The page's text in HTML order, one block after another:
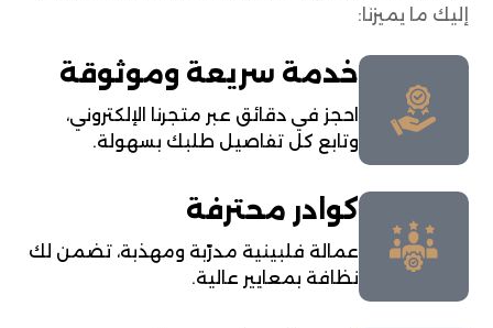
إليك ما يميزنا:
خدمة سريعة وموثوقة
احجز في دقائق عبر متجرنا الإلكتروني،
وتابع كل تفاصيل طلبك بسهولة.
كوادر محترفة
عمالة فلبينية مدرّبة ومهذبة، تضمن لك
نظافة بمعايير عالية.